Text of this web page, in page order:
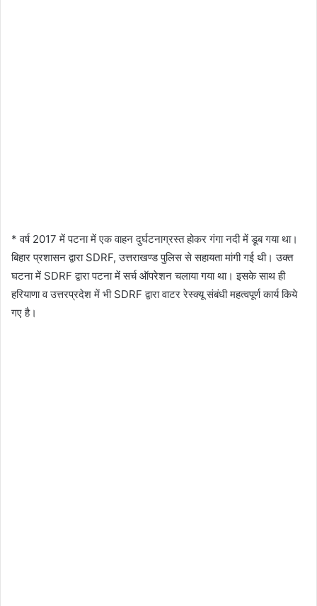
* वर्ष 2017 में पटना में एक वाहन दुर्घटनाग्रस्त होकर गंगा नदी में डूब गया था।
बिहार प्रशासन द्वारा SDRF, उत्तराखण्ड पुलिस से सहायता मांगी गई थी। उक्त
घटना में SDRF द्वारा पटना में सर्च ऑपरेशन चलाया गया था। इसके साथ ही
हरियाणा व उत्तरप्रदेश में भी SDRF द्वारा वाटर रेस्क्यू संबंधी महत्वपूर्ण कार्य किये
गए है।